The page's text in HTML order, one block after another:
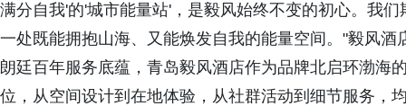
满分自我'的'城市能量站'，是毅风始终不变的初心。我
一处既能拥抱山海、又能焕发自我的能量空间。"毅风
朗廷百年服务底蕴，青岛毅风酒店作为品牌北启环渤海
位，从空间设计到在地体验，从社群活动到细节服务，